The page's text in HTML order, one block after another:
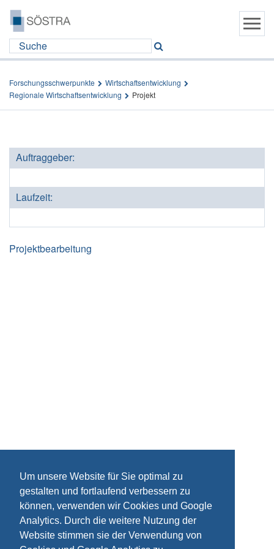
Um unsere Website für Sie optimal zu
gestalten und fortlaufend verbessern zu
können, verwenden wir Cookies und Google
Analytics. Durch die weitere Nutzung der
Website stimmen sie der Verwendung von
Forschungsschwerpunkte
Wirtschaftsentwicklung
Regionale Wirtschaftsentwicklung
Projekt
Auftraggeber:
Laufzeit:
Projektbearbeitung